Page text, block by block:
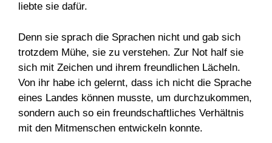
liebte sie dafür.
Denn sie sprach die Sprachen nicht und gab sich
trotzdem Mühe, sie zu verstehen. Zur Not half sie
sich mit Zeichen und ihrem freundlichen Lächeln.
Von ihr habe ich gelernt, dass ich nicht die Sprache
eines Landes können musste, um durchzukommen,
sondern auch so ein freundschaftliches Verhältnis
mit den Mitmenschen entwickeln konnte.